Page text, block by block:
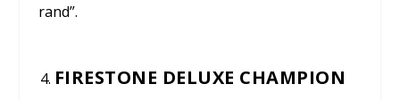
rand”.
FIRESTONE DELUXE CHAMPION